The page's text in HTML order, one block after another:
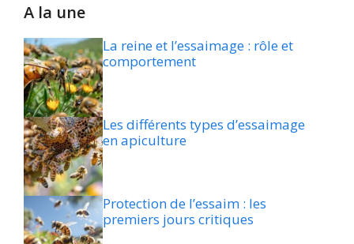
A la une
La reine et l’essaimage : rôle et
comportement
Les différents types d’essaimage
en apiculture
Protection de l’essaim : les
premiers jours critiques